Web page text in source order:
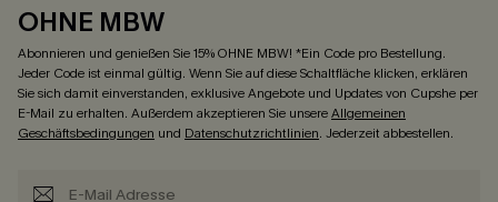
OHNE MBW
Abonnieren und genießen Sie 15% OHNE MBW! *Ein Code pro Bestellung.
Jeder Code ist einmal gültig. Wenn Sie auf diese Schaltfläche klicken, erklären
Sie sich damit einverstanden, exklusive Angebote und Updates von Cupshe per
E-Mail zu erhalten. Außerdem akzeptieren Sie unsereAllgemeinen
Geschäftsbedingungen und Datenschutzrichtlinien. Jederzeit abbestellen.